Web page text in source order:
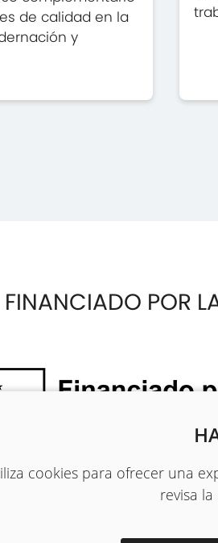
cookies para ofrecer una
revisa la
de calidad en la
y
FINANCIADO POR